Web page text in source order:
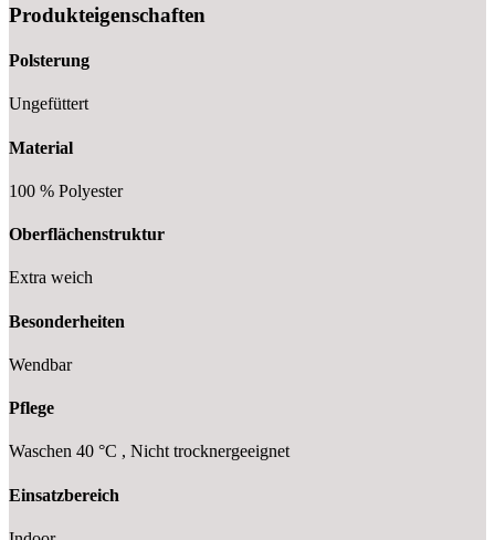
Produkteigenschaften
Polsterung
Ungefüttert
Material
100 % Polyester
Oberflächenstruktur
Extra weich
Besonderheiten
Wendbar
Pflege
Waschen 40 °C , Nicht trocknergeeignet
Einsatzbereich